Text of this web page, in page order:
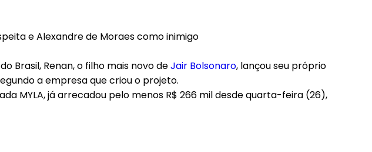
Brasil, Renan, o filho mais novo deJair Bolsonaro, lançou seu próprio
a empresa que criou o projeto.
MYLA, já arrecadou pelo menos R$ 266 mil desde quarta-feira (26),